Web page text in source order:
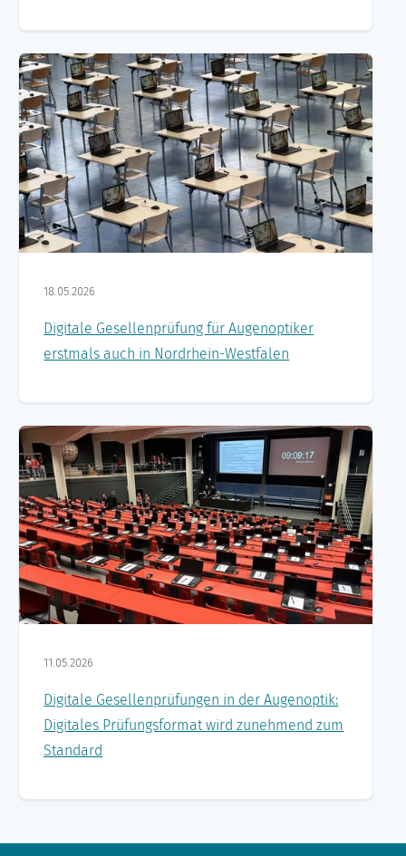
18.05.2026
Digitale Gesellenprüfung für Augenoptiker
erstmals auch in Nordrhein-Westfalen
11.05.2026
Digitale Gesellenprüfungen in der Augenoptik:
Digitales Prüfungsformat wird zunehmend zum
Standard